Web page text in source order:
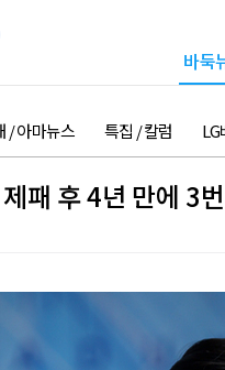
바둑
/ 아마뉴스 특집 / 칼럼 LG
패 후 4년 만에 3